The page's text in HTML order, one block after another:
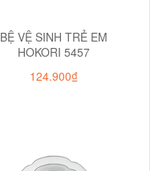
BỆ VỆ SINH TRẺ EM
HOKORI 5457
124.900₫